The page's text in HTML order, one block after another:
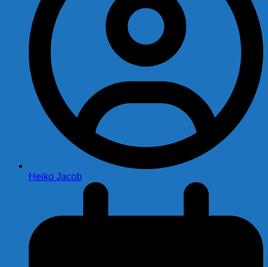
Heiko Jacob